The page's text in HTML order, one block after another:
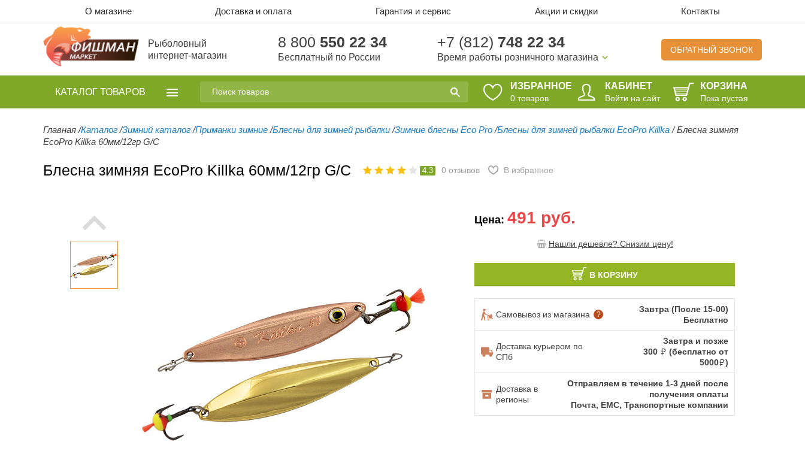
О магазине Доставка и оплата Гарантия и сервис Акции и скидки Контакты
Рыболовный
интернет-магазин
8 800 550 22 34
Бесплатный по России
+7 (812) 748 22 34
Время работы розничного магазина
ОБРАТНЫЙ ЗВОНОК
ИЗБРАННОЕ
0 товаров
КАБИНЕТ
Войти на сайт
КОРЗИНА
Пока пустая
КАТАЛОГ ТОВАРОВ
Главная /Каталог /Зимний каталог /Приманки зимние /Блесны для зимней рыбалки /Зимние блесны Eco Pro /Блесны для зимней рыбалки EcoPro Killka /Блесна зимняя
EcoPro Killka 60мм/12гр G/C
Блесна зимняя EcoPro Killka 60мм/12гр G/C 4.3 0 отзывов В избранное
Цена: 491 руб.
Нашли дешевле? Снизим цену!
В КОРЗИНУ
Самовывоз из магазина ?
Завтра (После 15-00)
Бесплатно
Доставка курьером по
СПб
Завтра и позже
300
(бесплатно от
5000
)
Доставка в
регионы
Отправляем в течение 1-3 дней после
получения оплаты
Почта, ЕМС, Транспортные компании